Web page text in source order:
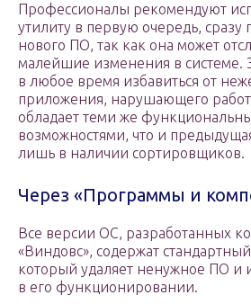
Профессионалы рекомендуют
утилиту в первую очередь, сразу
нового ПО, так как она может
малейшие изменения в системе.
в любое время избавиться от
приложения, нарушающего
обладает теми же
возможностями, что и
лишь в наличии сортировщиков.
Через «Программы и
Все версии ОС, разработанных
«Виндовс», содержат
который удаляет ненужное ПО и
в его функционировании.